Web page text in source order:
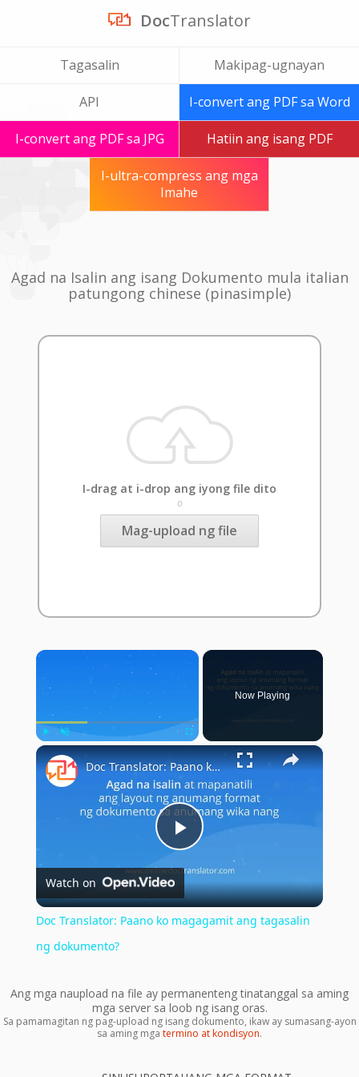
DocTranslator
Tagasalin Makipag-ugnayan
API I-convert ang PDF sa Word
I-convert ang PDF sa JPG Hatiin ang isang PDF
I-ultra-compress ang mga
Imahe
Agad na Isalin ang isang Dokumento mula italian
patungong chinese (pinasimple)
I-drag at i-drop ang iyong file dito
o
Mag-upload ng file
×
Play Unmute Fullscreen
Now Playing
×
Play
Video
Doc Translator: Paano ko magagamit ang tagasalin ng dokumento?
Watch on
Doc Translator: Paano ko magagamit ang tagasalin
ng dokumento?
Ang mga naupload na file ay permanenteng tinatanggal sa aming
mga server sa loob ng isang oras.
Sa pamamagitan ng pag-upload ng isang dokumento, ikaw ay sumasang-ayon
sa aming mga termino at kondisyon.